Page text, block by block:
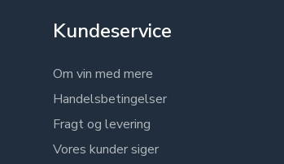
Kundeservice
Om vin med mere
Handelsbetingelser
Fragt og levering
Vores kunder siger